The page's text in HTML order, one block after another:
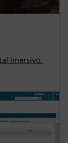
imersivo.